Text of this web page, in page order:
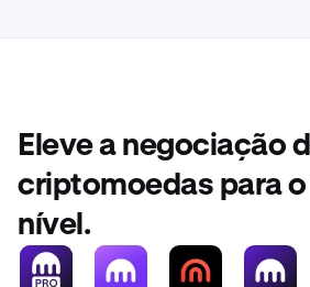
Eleve a negociação
criptomoedas para
nível.